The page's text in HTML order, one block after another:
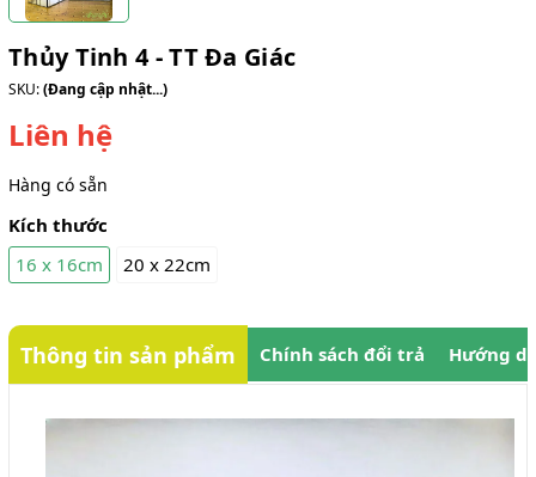
Thủy Tinh 4 - TT Đa Giác
SKU:(Đang cập nhật...)
Liên hệ
Hàng có sẵn
Kích thước
16 x 16cm
20 x 22cm
Thông tin sản phẩm Chính sách đổi trả Hướng